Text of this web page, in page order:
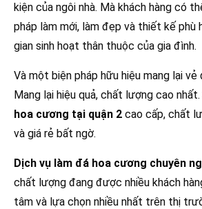
kiện của ngôi nhà. Mà khách hàng có
pháp làm mới, làm đẹp và thiết kế phù
gian sinh hoạt thân thuộc của gia đình.
Và một biện pháp hữu hiệu mang lại vẻ
Mang lại hiệu quả, chất lượng cao nhất.
hoa cương tại quận 2 cao cấp, chất
và giá rẻ bất ngờ.
Dịch vụ làm đá hoa cương chuyên
chất lượng đang được nhiều khách
tâm và lựa chọn nhiều nhất trên thị